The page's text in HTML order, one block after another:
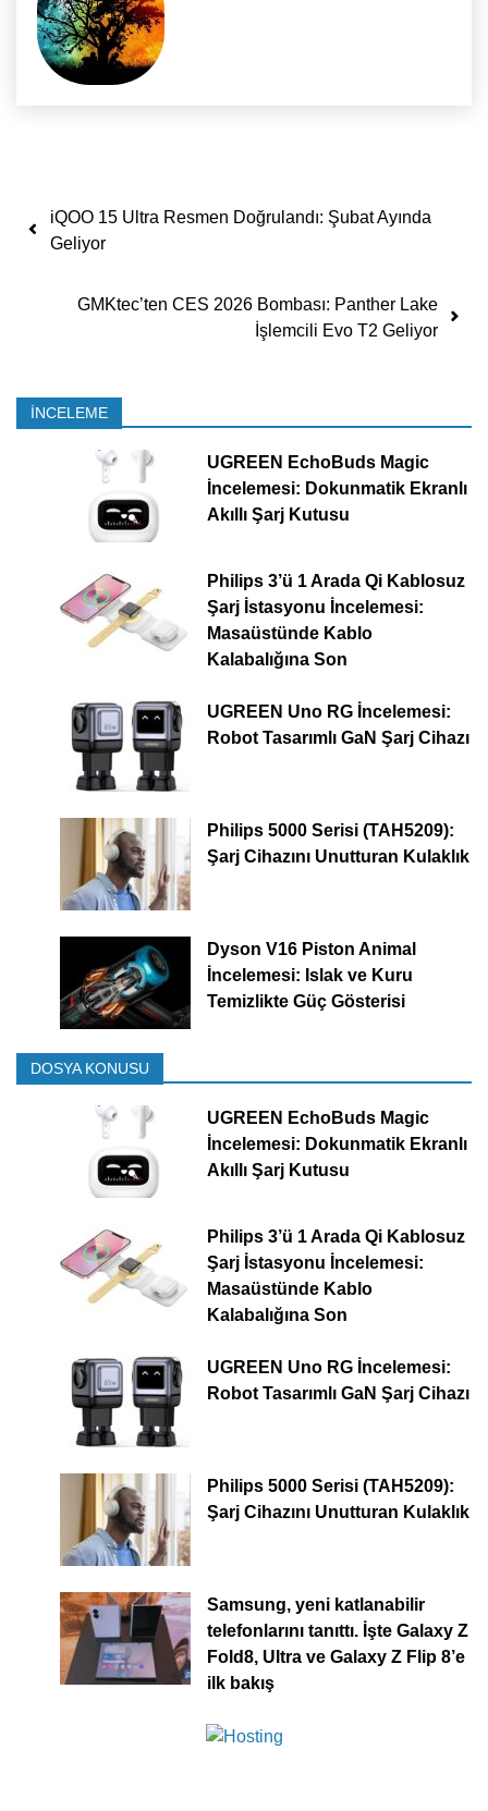
Yazı dolaşımı
iQOO 15 Ultra Resmen Doğrulandı: Şubat Ayında
Geliyor
GMKtec’ten CES 2026 Bombası: Panther Lake
İşlemcili Evo T2 Geliyor
İNCELEME
UGREEN EchoBuds Magic
İncelemesi: Dokunmatik Ekranlı
Akıllı Şarj Kutusu
Philips 3’ü 1 Arada Qi Kablosuz
Şarj İstasyonu İncelemesi:
Masaüstünde Kablo
Kalabalığına Son
UGREEN Uno RG İncelemesi:
Robot Tasarımlı GaN Şarj Cihazı
Philips 5000 Serisi (TAH5209):
Şarj Cihazını Unutturan Kulaklık
Dyson V16 Piston Animal
İncelemesi: Islak ve Kuru
Temizlikte Güç Gösterisi
DOSYA KONUSU
UGREEN EchoBuds Magic
İncelemesi: Dokunmatik Ekranlı
Akıllı Şarj Kutusu
Philips 3’ü 1 Arada Qi Kablosuz
Şarj İstasyonu İncelemesi:
Masaüstünde Kablo
Kalabalığına Son
UGREEN Uno RG İncelemesi:
Robot Tasarımlı GaN Şarj Cihazı
Philips 5000 Serisi (TAH5209):
Şarj Cihazını Unutturan Kulaklık
Samsung, yeni katlanabilir
telefonlarını tanıttı. İşte Galaxy Z
Fold8, Ultra ve Galaxy Z Flip 8’e
ilk bakış